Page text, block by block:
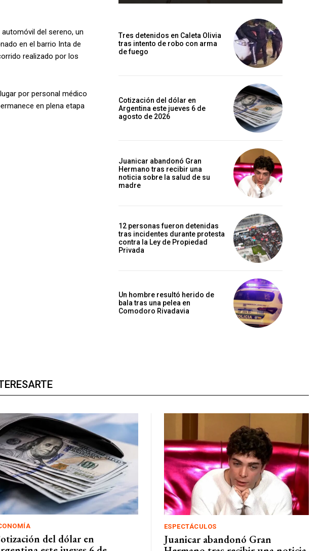
del sereno, un
en el barrio Inta de
realizado por los
por personal médico
en plena etapa
Tres detenidos en Caleta Olivia
tras intento de robo con arma
de fuego
Cotización del dólar en
Argentina este jueves 6 de
agosto de 2026
Juanicar abandonó Gran
Hermano tras recibir una
noticia sobre la salud de su
madre
12 personas fueron detenidas
tras incidentes durante protesta
contra la Ley de Propiedad
Privada
Un hombre resultó herido de
bala tras una pelea en
Comodoro Rivadavia
del dólar en
ESPECTÁCULOS
Juanicar abandonó Gran